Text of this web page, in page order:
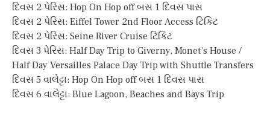
દિવસ 2 પેરિસ: Hop On Hop off બસ 1 દિવસ પાસ
દિવસ 2 પેરિસ: Eiffel Tower 2nd Floor Access ટિકિટ
દિવસ 2 પેરિસ: Seine River Cruise ટિકિટ
દિવસ 3 પેરિસ: Half Day Trip to Giverny, Monet’s House /
Half Day Versailles Palace Day Trip with Shuttle Transfers
દિવસ 5 વાલેટ્ટા: Hop On Hop off બસ 1 દિવસ પાસ
દિવસ 6 વાલેટ્ટા: Blue Lagoon, Beaches and Bays Trip